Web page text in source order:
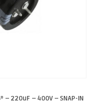
220uF – 400V – SNAP-IN